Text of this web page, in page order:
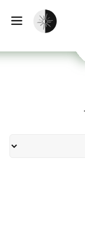
تفعيل الوضع المظلم